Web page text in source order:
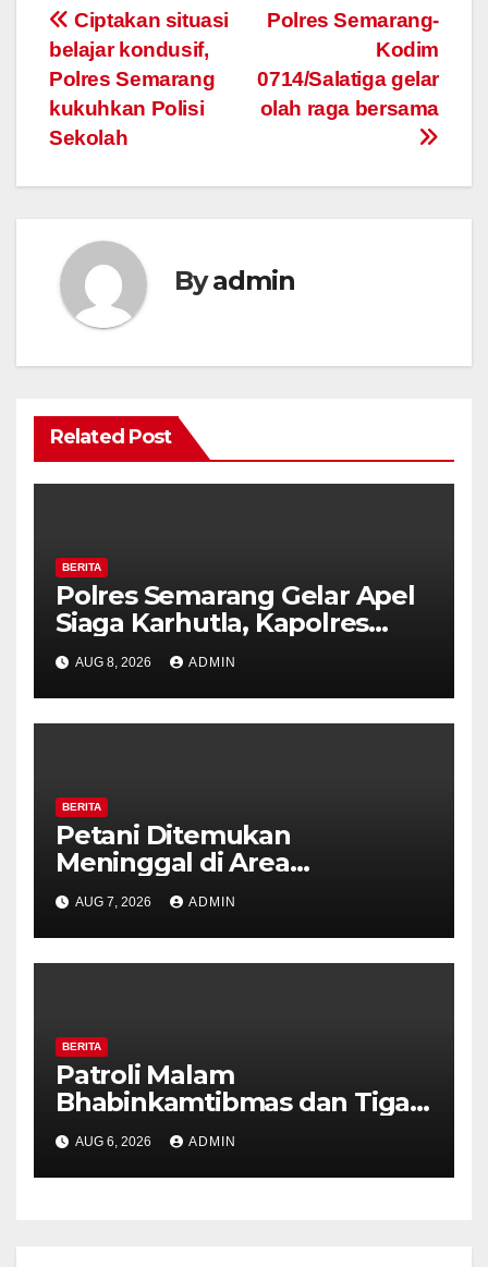
Post
navigation
Polres Semarang-
Kodim
0714/Salatiga gelar
olah raga bersama
Ciptakan situasi
belajar kondusif,
Polres Semarang
kukuhkan Polisi
Sekolah
Byadmin
Related Post
BERITA
Polres Semarang Gelar Apel
Siaga Karhutla, Kapolres
Tekankan Sinergi dan
Kesiapsiagaan Hadapi Musim
Kemarau.
AUG 8, 2026 ADMIN
BERITA
Petani Ditemukan
Meninggal di Area
Persawahan Kalibeji, Polisi
Pastikan Tidak Ada Tanda
Kekerasan
AUG 7, 2026 ADMIN
BERITA
Patroli Malam
Bhabinkamtibmas dan Tiga
Pilar Kelurahan Ungaran
Perkuat Kamtibmas, Warga
Diajak Aktifkan Ronda
AUG 6, 2026 ADMIN